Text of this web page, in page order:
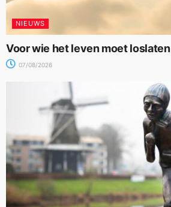
NIEUWS
Voor wie het leven moet loslaten
07/08/2026